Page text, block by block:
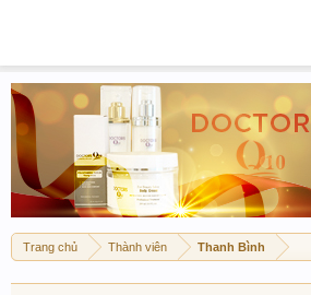
Trang chủ Thành viên Thanh Bình